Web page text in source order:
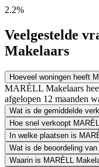
2.2%
Veelgestelde
Makelaars
Hoeveel woningen heeft
MARÈLL Makelaars
afgelopen 12 maanden
Wat is de gemiddelde
Hoe snel verkoopt
In welke plaatsen is
Wat is de beoordeling
Waarin is MARÈLL